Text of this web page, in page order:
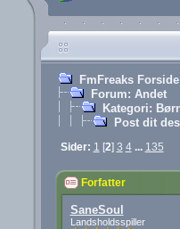
FmFreaks Forside
Forum: Andet
Kategori:
Post dit
Sider: 1 [2] 3 4 ... 135
Forfatter
SaneSoul
Landsholdsspiller